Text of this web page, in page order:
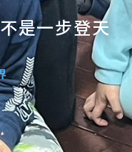
是一步登天